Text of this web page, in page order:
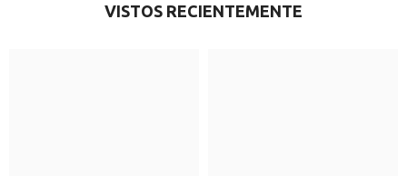
VISTOS RECIENTEMENTE